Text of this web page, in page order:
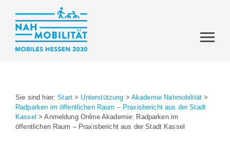
Sie sind hier:Start > Unterstützung > Akademie Nahmobilität >
Radparken im öffentlichen Raum – Praxisbericht aus der Stadt
Kassel >Anmeldung Online Akademie: Radparken im
öffentlichen Raum – Praxisbericht aus der Stadt Kassel